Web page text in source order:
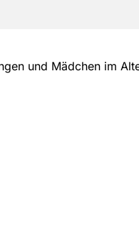
und Mädchen im